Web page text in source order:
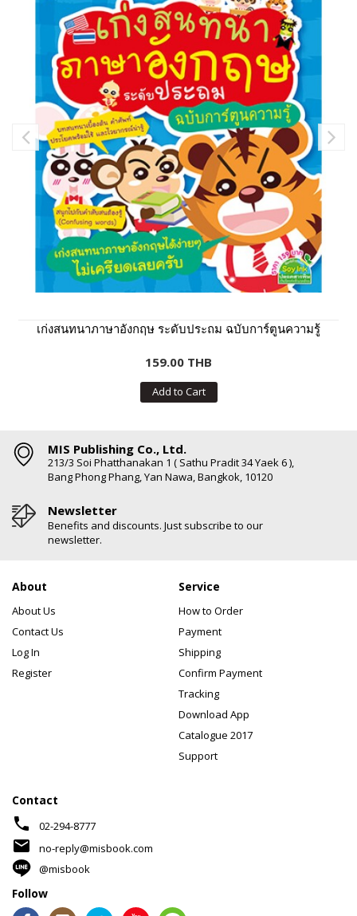
เก่งสนทนาภาษาอังกฤษ ระดับประถม ฉบับการ์ตูนความรู้
159.00 THB
Add to Cart
MIS Publishing Co., Ltd.
213/3 Soi Phatthanakan 1 ( Sathu Pradit 34 Yaek 6 ),
Bang Phong Phang, Yan Nawa, Bangkok, 10120
Newsletter
Benefits and discounts. Just subscribe to our
newsletter.
About
About Us
Contact Us
Log In
Register
Service
How to Order
Payment
Shipping
Confirm Payment
Tracking
Download App
Catalogue 2017
Support
Contact
phone 02-294-8777
mail
no-reply@misbook.com
@misbook
Follow